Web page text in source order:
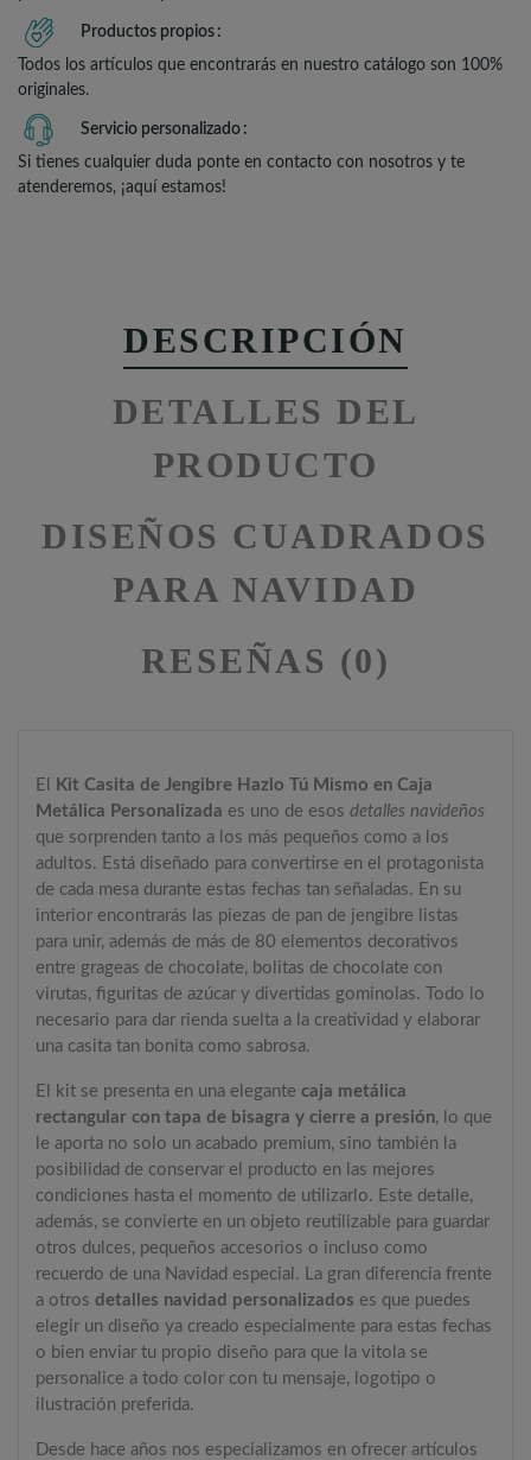
Productos propios
Todos los artículos que encontrarás en nuestro catálogo son 100%
originales.
Servicio personalizado
Si tienes cualquier duda ponte en contacto con nosotros y te
atenderemos, ¡aquí estamos!
DESCRIPCIÓN
DETALLES DEL
PRODUCTO
DISEÑOS CUADRADOS
PARA NAVIDAD
RESEÑAS (0)
El
Kit Casita de Jengibre Hazlo Tú Mismo en Caja
Metálica Personalizada es uno de esosdetalles navideños
que sorprenden tanto a los más pequeños como a los
adultos. Está diseñado para convertirse en el protagonista
de cada mesa durante estas fechas tan señaladas. En su
interior encontrarás las piezas de pan de jengibre listas
para unir, además de más de 80 elementos decorativos
entre grageas de chocolate, bolitas de chocolate con
virutas, figuritas de azúcar y divertidas gominolas. Todo lo
necesario para dar rienda suelta a la creatividad y elaborar
una casita tan bonita como sabrosa.
El kit se presenta en una elegantecaja metálica
rectangular con tapa de bisagra y cierre a presión, lo que
le aporta no solo un acabado premium, sino también la
posibilidad de conservar el producto en las mejores
condiciones hasta el momento de utilizarlo. Este detalle,
además, se convierte en un objeto reutilizable para guardar
otros dulces, pequeños accesorios o incluso como
recuerdo de una Navidad especial. La gran diferencia frente
a otrosdetalles navidad personalizados es que puedes
elegir un diseño ya creado especialmente para estas fechas
o bien enviar tu propio diseño para que la vitola se
personalice a todo color con tu mensaje, logotipo o
ilustración preferida.
Desde hace años nos especializamos en ofrecer artículos